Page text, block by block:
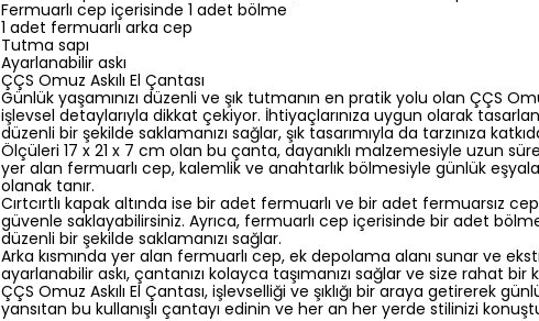
Fermuarlı cep içerisinde 1 adet bölme
1 adet fermuarlı arka cep
Tutma sapı
Ayarlanabilir askı
ÇÇS Omuz Askılı El Çantası
Günlük yaşamınızı düzenli ve şık tutmanın en pratik yolu olan ÇÇS
işlevsel detaylarıyla dikkat çekiyor. İhtiyaçlarınıza uygun olarak
düzenli bir şekilde saklamanızı sağlar, şık tasarımıyla da tarzınıza
Ölçüleri 17 x 21 x 7 cm olan bu çanta, dayanıklı malzemesiyle uzun
yer alan fermuarlı cep, kalemlik ve anahtarlık bölmesiyle günlük
olanak tanır.
Cırtcırtlı kapak altında ise bir adet fermuarlı ve bir adet fermuarsız
güvenle saklayabilirsiniz. Ayrıca, fermuarlı cep içerisinde bir adet
düzenli bir şekilde saklamanızı sağlar.
Arka kısmında yer alan fermuarlı cep, ek depolama alanı sunar ve
ayarlanabilir askı, çantanızı kolayca taşımanızı sağlar ve size rahat
ÇÇS Omuz Askılı El Çantası, işlevselliği ve şıklığı bir araya getirerek
yansıtan bu kullanışlı çantayı edinin ve her an her yerde stilinizi